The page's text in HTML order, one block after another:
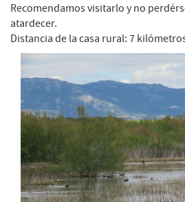
Recomendamos visitarlo y no
atardecer.
Distancia de la casa rural: 7